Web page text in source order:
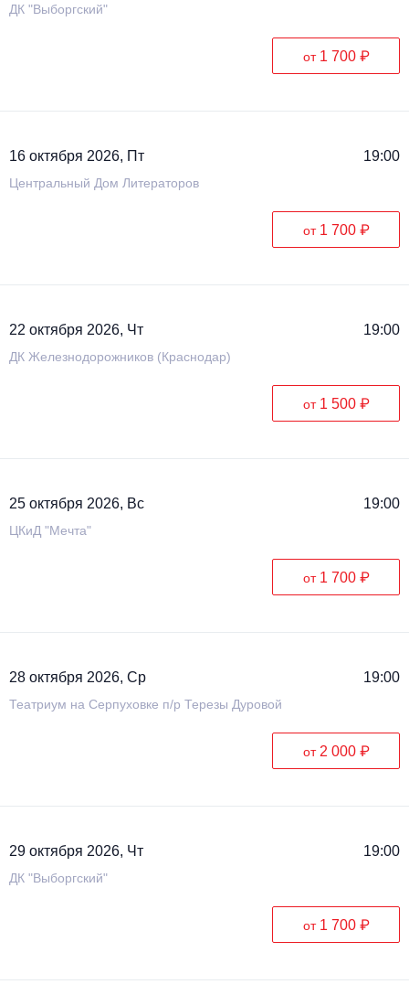
ДК "Выборгский"
от 1 700 ₽
16 октября 2026, Пт 19:00
Центральный Дом Литераторов
от 1 700 ₽
22 октября 2026, Чт 19:00
ДК Железнодорожников (Краснодар)
от 1 500 ₽
25 октября 2026, Вс 19:00
ЦКиД "Мечта"
от 1 700 ₽
28 октября 2026, Ср 19:00
Театриум на Серпуховке п/р Терезы Дуровой
от 2 000 ₽
29 октября 2026, Чт 19:00
ДК "Выборгский"
от 1 700 ₽